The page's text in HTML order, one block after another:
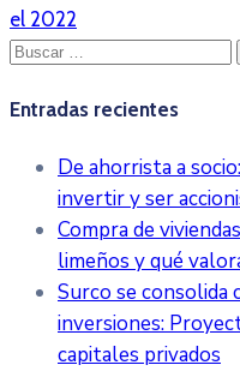
el 2022
Buscar:
Entradas recientes
De ahorrista a
invertir y ser
Compra de
limeños y qué
Surco se consolida
inversiones:
capitales privados